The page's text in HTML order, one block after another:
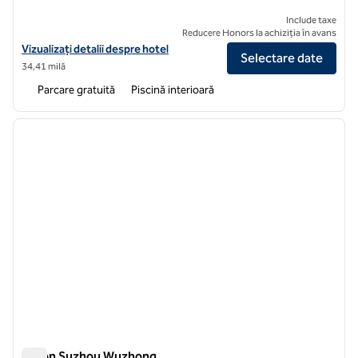
Vizualizați detaliile hotelului Hilton Shanghai Songjiang Guangfulin
Vizualizați detalii despre hotel
34,41 milă
Include taxe
Reducere Honors la achiziția în avans
Selectare date
Parcare gratuită Piscină interioară
1 din 12